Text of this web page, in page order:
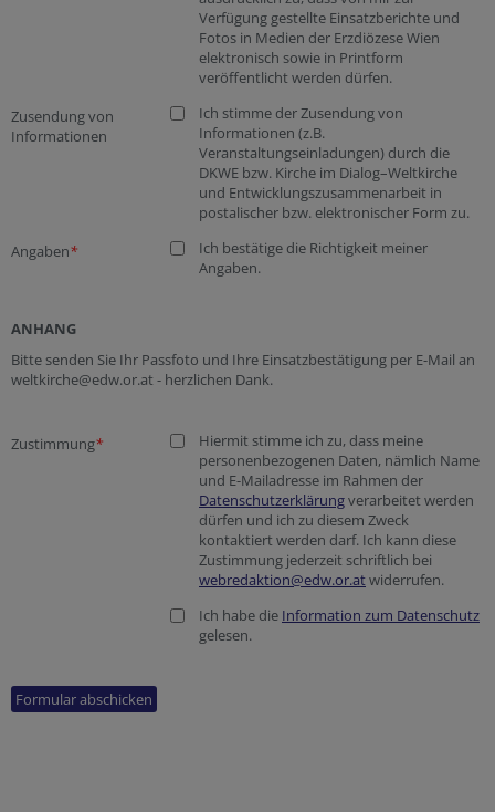
Verfügung gestellte Einsatzberichte und
Fotos in Medien der Erzdiözese Wien
elektronisch sowie in Printform
veröffentlicht werden dürfen.
Zusendung von
Informationen
Ich stimme der Zusendung von
Informationen (z.B.
Veranstaltungseinladungen) durch die
DKWE bzw. Kirche im Dialog–Weltkirche
und Entwicklungszusammenarbeit in
postalischer bzw. elektronischer Form zu.
Angaben*
Ich bestätige die Richtigkeit meiner
Angaben.
ANHANG
Bitte senden Sie Ihr Passfoto und Ihre Einsatzbestätigung per E-Mail an
weltkirche@edw.or.at - herzlichen Dank.
Zustimmung*
Hiermit stimme ich zu, dass meine
personenbezogenen Daten, nämlich Name
und E-Mailadresse im Rahmen der
Datenschutzerklärungverarbeitet werden
dürfen und ich zu diesem Zweck
kontaktiert werden darf. Ich kann diese
Zustimmung jederzeit schriftlich bei
webredaktion@edw.or.atwiderrufen.
Ich habe die Information zum Datenschutz
gelesen.